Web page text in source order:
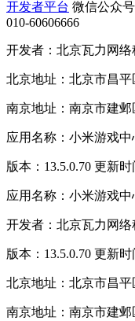
开发者平台 微信公众号
010-60606666
开发者：北京瓦力网络
北京地址：北京市昌
南京地址：南京市建
应用名称：小米游戏中
版本：13.5.0.70 更新时
应用名称：小米游戏中
开发者：北京瓦力网络
版本：13.5.0.70 更新时
北京地址：北京市昌
南京地址：南京市建